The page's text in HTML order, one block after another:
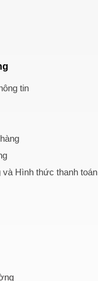
tin
Hình thức thanh toán